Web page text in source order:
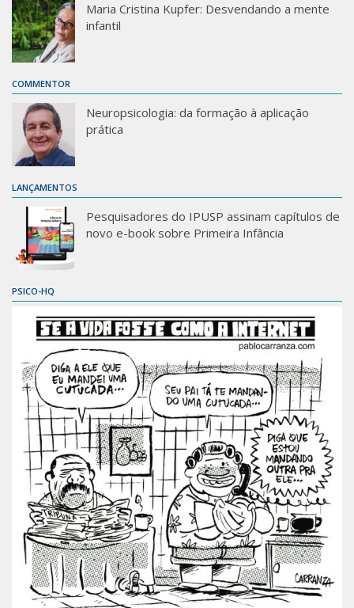
Maria Cristina Kupfer: Desvendando a mente
infantil
COMMENTOR
Neuropsicologia: da formação à aplicação
prática
LANÇAMENTOS
Pesquisadores do IPUSP assinam capítulos de
novo e-book sobre Primeira Infância
PSICO-HQ